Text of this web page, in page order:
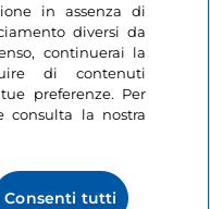
in assenza di
diversi da
continuerai la
di contenuti
preferenze. Per
consulta la nostra
Consenti tutti